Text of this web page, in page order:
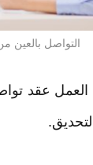
التواصل بالعين
عقد